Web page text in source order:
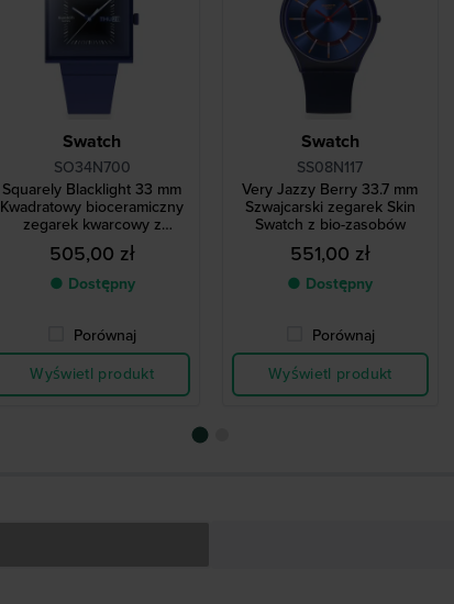
Swatch
SO34N700
Squarely Blacklight 33 mm
Kwadratowy bioceramiczny
zegarek kwarcowy z
datownikiem dziennym
505,00 zł
● Dostępny
Porównaj
Wyświetl produkt
Swatch
SS08N117
Very Jazzy Berry 33.7 mm
Szwajcarski zegarek Skin
Swatch z bio-zasobów
551,00 zł
● Dostępny
Porównaj
Wyświetl produkt